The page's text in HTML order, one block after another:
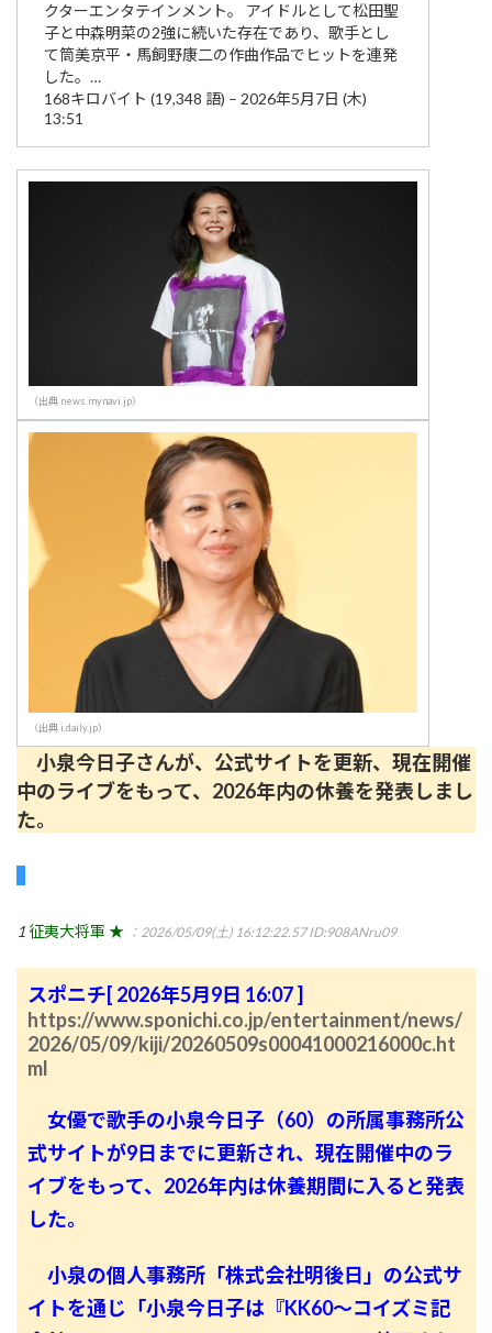
クターエンタテインメント。 アイドルとして松田聖
子と中森明菜の2強に続いた存在であり、歌手とし
て筒美京平・馬飼野康二の作曲作品でヒットを連発
した。…
168キロバイト (19,348 語) – 2026年5月7日 (木)
13:51
（出典 news.mynavi.jp）
（出典 i.daily.jp）
小泉今日子さんが、公式サイトを更新、現在開催
中のライブをもって、2026年内の休養を発表しまし
た。
1 征夷大将軍 ★ ：2026/05/09(土) 16:12:22.57ID:908ANru09
スポニチ[ 2026年5月9日 16:07 ]
https://www.sponichi.co.jp/entertainment/news/
2026/05/09/kiji/20260509s00041000216000c.ht
ml
女優で歌手の小泉今日子（60）の所属事務所公
式サイトが9日までに更新され、現在開催中のラ
イブをもって、2026年内は休養期間に入ると発表
した。
小泉の個人事務所「株式会社明後日」の公式サ
イトを通じ「小泉今日子は『KK60〜コイズミ記